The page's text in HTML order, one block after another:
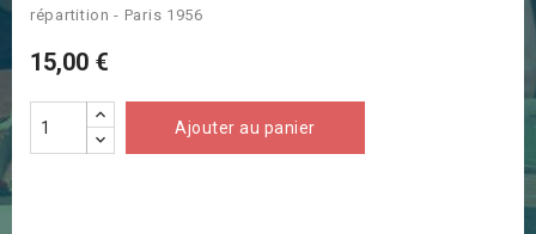
répartition - Paris 1956
15,00 €
Ajouter au panier